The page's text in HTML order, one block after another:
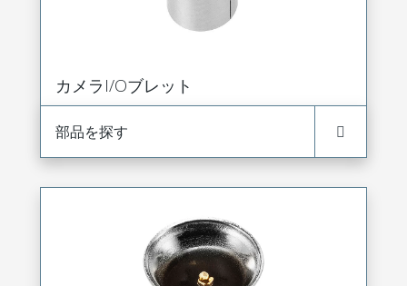
カメラI/Oブレット
部品を探す